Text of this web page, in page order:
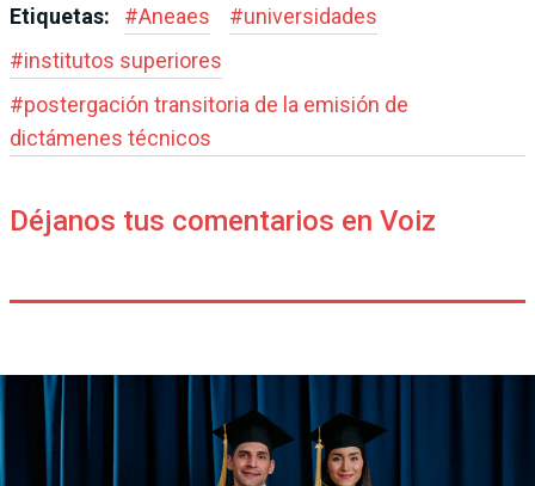
Etiquetas: #Aneaes #universidades
#institutos superiores
#postergación transitoria de la emisión de
dictámenes técnicos
Déjanos tus comentarios en Voiz